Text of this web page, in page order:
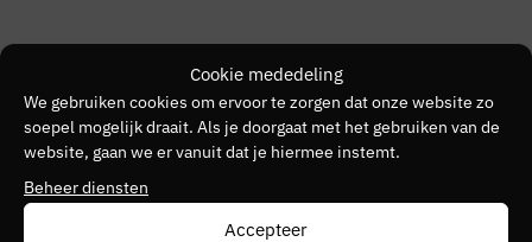
Cookie mededeling
We gebruiken cookies om ervoor te zorgen dat onze website zo
soepel mogelijk draait. Als je doorgaat met het gebruiken van de
website, gaan we er vanuit dat je hiermee instemt.
Beheer diensten
Accepteer
Kleurnummer
91
Kleurgroep